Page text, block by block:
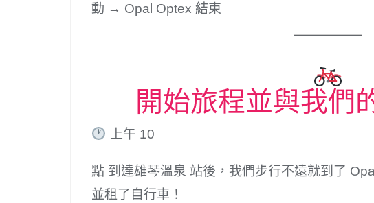
動 → Opal Optex 結束
開始旅程並與我們
上午 10
點 到達雄琴溫泉 站後，我們步行不遠就到了
並租了自行車！